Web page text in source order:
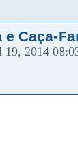
e Caça-
19, 2014